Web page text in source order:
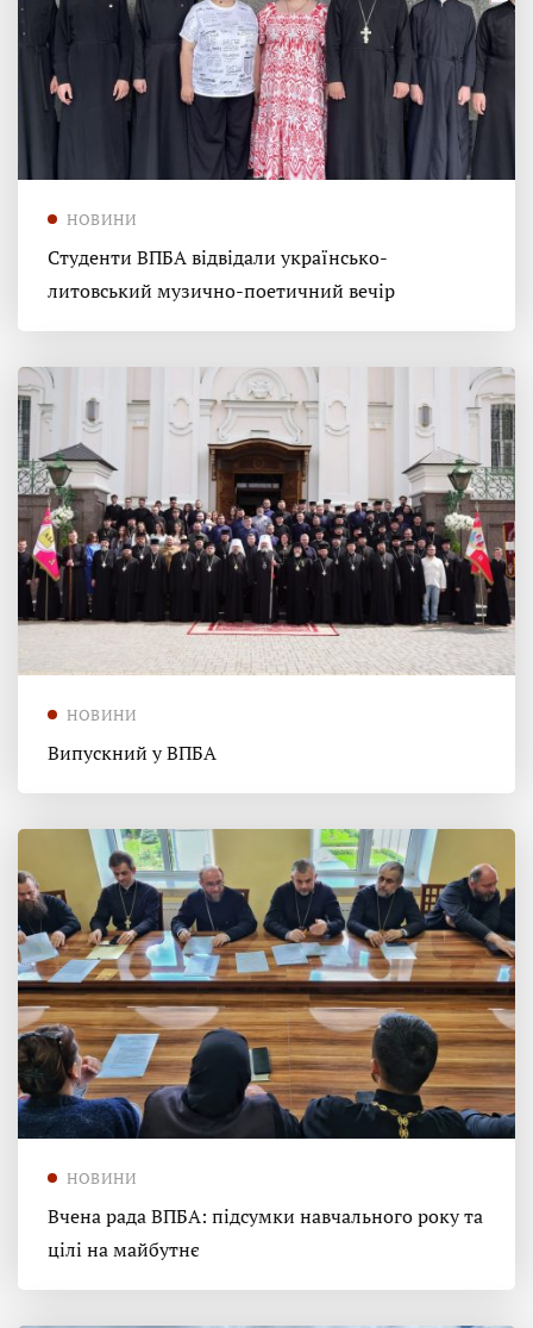
НОВИНИ
Студенти ВПБА відвідали українсько-
литовський музично-поетичний вечір
НОВИНИ
Випускний у ВПБА
НОВИНИ
Вчена рада ВПБА: підсумки навчального року та
цілі на майбутнє